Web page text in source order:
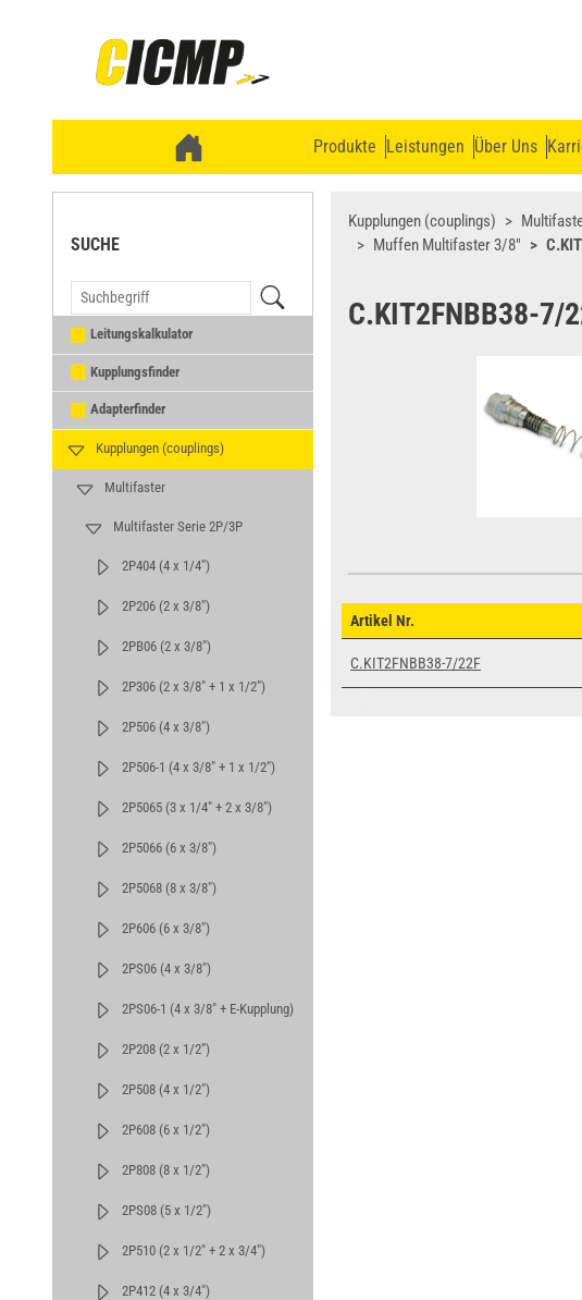
Produkte Leistungen Über Uns
SUCHE
Leitungskalkulator
Kupplungsfinder
Adapterfinder
Kupplungen (couplings)
Multifaster
Multifaster Serie 2P/3P
2P404 (4 x 1/4")
2P206 (2 x 3/8")
2PB06 (2 x 3/8")
2P306 (2 x 3/8" + 1 x 1/2")
2P506 (4 x 3/8")
2P506-1 (4 x 3/8" + 1 x 1/2")
2P5065 (3 x 1/4" + 2 x 3/8")
2P5066 (6 x 3/8")
2P5068 (8 x 3/8")
2P606 (6 x 3/8")
2PS06 (4 x 3/8")
2PS06-1 (4 x 3/8" + E-Kupplung)
2P208 (2 x 1/2")
2P508 (4 x 1/2")
2P608 (6 x 1/2")
2P808 (8 x 1/2")
2PS08 (5 x 1/2")
2P510 (2 x 1/2" + 2 x 3/4")
2P412 (4 x 3/4")
Kupplungen (couplings)
Muffen Multifaster 3/8"
C.KIT2FNBB38-7/
Artikel Nr.
C.KIT2FNBB38-7/22F